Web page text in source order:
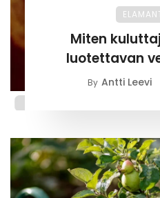
Miten
luotettavan
By Antti Leevi